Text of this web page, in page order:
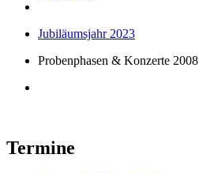
Jubiläumsjahr 2023
Probenphasen & Konzerte 2008
Termine